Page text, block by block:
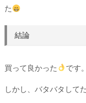
た
結論
買って良かった です。
しかし、バタバタして